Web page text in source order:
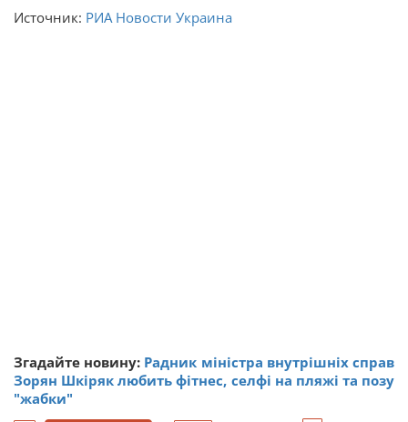
Источник: РИА Новости Украина
Згадайте новину: Радник міністра внутрішніх справ
Зорян Шкіряк любить фітнес, селфі на пляжі та позу
"жабки"